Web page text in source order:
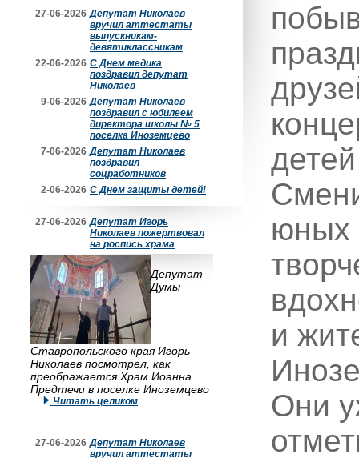
27-06-2026 Депутат Николаев
вручил аттестаты
выпускникам-
девятиклассникам
22-06-2026 С Днем медика
поздравил депутат
Николаев
9-06-2026 Депутат Николаев
поздравил с юбилеем
директора школы № 5
поселка Иноземцево
7-06-2026 Депутат Николаев
поздравил
соцработников
2-06-2026 С Днем защиты детей!
27-06-2026 Депутат Игорь
Николаев пожертвовал
на роспись храма
Депутат
Думы
Ставропольского края Игорь
Николаев посмотрел, как
преображается Храм Иоанна
Предтечи в поселке Иноземцево
Читать целиком
27-06-2026 Депутат Николаев
вручил аттестаты
юных
и
Они